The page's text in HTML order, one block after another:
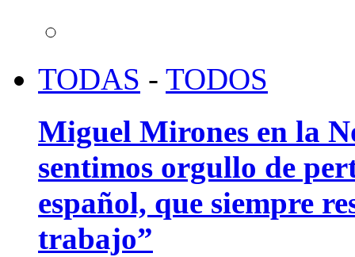
TODAS - TODOS
Miguel Mirones en la
sentimos orgullo de
español, que siempre
trabajo”